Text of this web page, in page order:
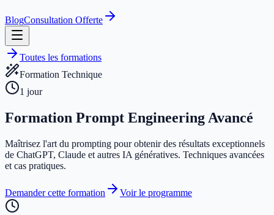
BlogConsultation Offerte
Toutes les formations
Formation Technique
1 jour
Formation Prompt Engineering Avancé
Maîtrisez l'art du prompting pour obtenir des résultats exceptionnels
de ChatGPT, Claude et autres IA génératives. Techniques avancées
et cas pratiques.
Demander cette formation Voir le programme